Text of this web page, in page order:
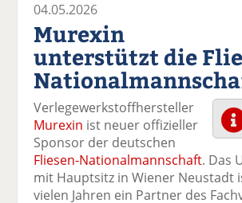
04.05.2026
Murexin
unterstützt die
Verlegewerkstoffhersteller
Murexin ist neuer offizieller
Sponsor der deutschen
Fliesen-Nationalmannschaft. Das
mit Hauptsitz in Wiener Neustadt
vielen Jahren ein Partner des